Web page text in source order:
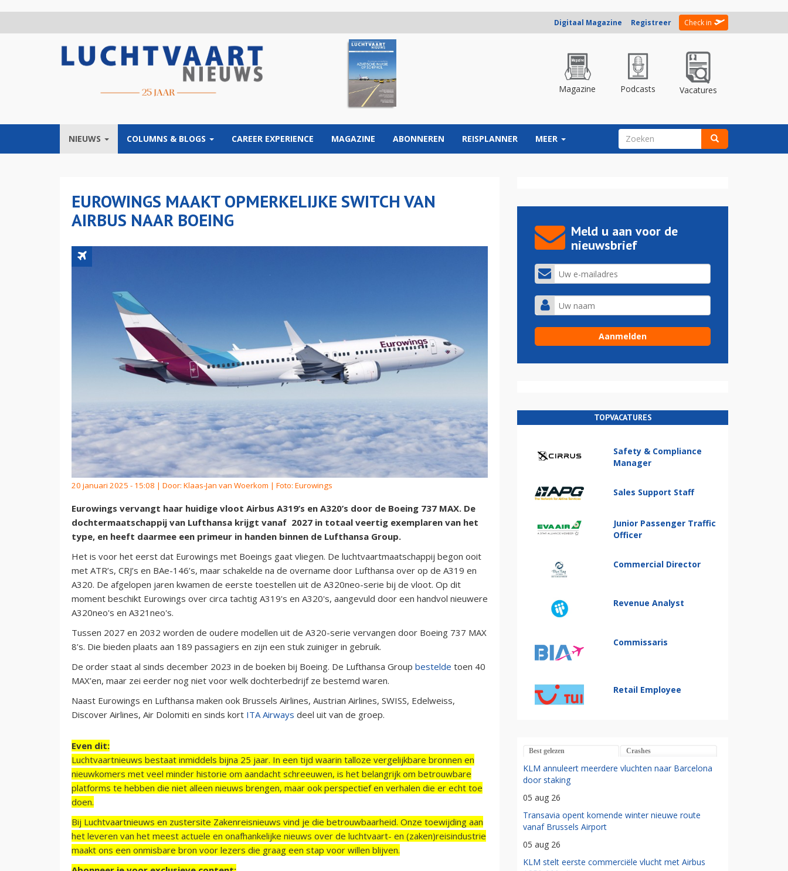
Digitaal Magazine Registreer Check in
Magazine Podcasts Vacatures
NIEUWS COLUMNS & BLOGS CAREER EXPERIENCE MAGAZINE ABONNEREN REISPLANNER MEER ZOEKVELD
EUROWINGS MAAKT OPMERKELIJKE SWITCH VAN
AIRBUS NAAR BOEING
20 januari 2025 - 15:08 | Door: Klaas-Jan van Woerkom | Foto: Eurowings
Eurowings vervangt haar huidige vloot Airbus A319’s en A320’s door de Boeing 737 MAX. De
dochtermaatschappij van Lufthansa krijgt vanaf 2027 in totaal veertig exemplaren van het
type, en heeft daarmee een primeur in handen binnen de Lufthansa Group.
Het is voor het eerst dat Eurowings met Boeings gaat vliegen. De luchtvaartmaatschappij begon ooit
met ATR’s, CRJ’s en BAe-146’s, maar schakelde na de overname door Lufthansa over op de A319 en
A320. De afgelopen jaren kwamen de eerste toestellen uit de A320neo-serie bij de vloot. Op dit
moment beschikt Eurowings over circa tachtig A319's en A320's, aangevuld door een handvol nieuwere
A320neo's en A321neo's.
Tussen 2027 en 2032 worden de oudere modellen uit de A320-serie vervangen door Boeing 737 MAX
8’s. Die bieden plaats aan 189 passagiers en zijn een stuk zuiniger in gebruik.
De order staat al sinds december 2023 in de boeken bij Boeing. De Lufthansa Group bestelde toen 40
MAX’en, maar zei eerder nog niet voor welk dochterbedrijf ze bestemd waren.
Naast Eurowings en Lufthansa maken ook Brussels Airlines, Austrian Airlines, SWISS, Edelweiss,
Discover Airlines, Air Dolomiti en sinds kort ITA Airways deel uit van de groep.
Even dit:
Luchtvaartnieuws bestaat inmiddels bijna 25 jaar. In een tijd waarin talloze vergelijkbare bronnen en
nieuwkomers met veel minder historie om aandacht schreeuwen, is het belangrijk om betrouwbare
platforms te hebben die niet alleen nieuws brengen, maar ook perspectief en verhalen die er echt toe
doen.
Bij Luchtvaartnieuws en zustersite Zakenreisnieuws vind je die betrouwbaarheid. Onze toewijding aan
het leveren van het meest actuele en onafhankelijke nieuws over de luchtvaart- en (zaken)reisindustrie
maakt ons een onmisbare bron voor lezers die graag een stap voor willen blijven.
Meld u aan voor de
nieuwsbrief
TOPVACATURES
Safety & Compliance
Manager
Sales Support Staff
Junior Passenger Traffic
Officer
Commercial Director
Revenue Analyst
Commissaris
Retail Employee
Best gelezen Crashes
KLM annuleert meerdere vluchten naar Barcelona
door staking
05 aug 26
Transavia opent komende winter nieuwe route
vanaf Brussels Airport
05 aug 26
KLM stelt eerste commerciële vlucht met Airbus